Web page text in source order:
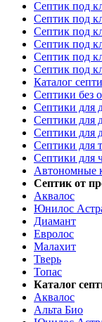
Септик под
Септик под
Септик под
Септик под
Септик под
Септик под
Каталог
Септики без
Септики для
Септики для
Септики для
Септики для
Септики для
Автономные
Септик от
Аквалос
Юнилос
Диамант
Евролос
Малахит
Тверь
Топас
Каталог
Аквалос
Альта Био